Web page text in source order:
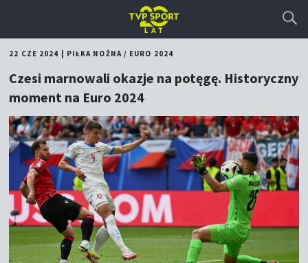
22 CZE 2024 PIŁKA NOŻNA/ EURO 2024
Czesi marnowali okazje na potęgę. Historyczny
moment na Euro 2024